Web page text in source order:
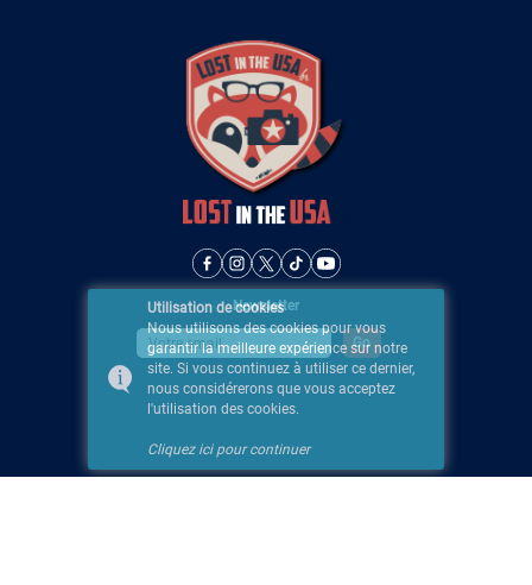
Newsletter
Utilisation de cookies
Nous utilisons des cookies pour vous
garantir la meilleure expérience sur notre
site. Si vous continuez à utiliser ce dernier,
nous considérerons que vous acceptez
l'utilisation des cookies.
Cliquez ici pour continuer